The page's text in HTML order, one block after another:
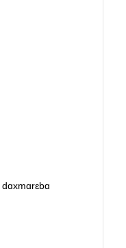
dɑxmɑrɛbɑ